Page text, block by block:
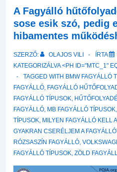
A Fagyálló
sose esik szó, pedig
hibamentes
SZERZŐ: OLAJOS VILI ÍRTA
KATEGORIZÁLVA <PH ID="MTC_1"
TAGGED WITH BMW FAGYÁLLÓ
FAGYÁLLÓ, FAGYÁLLÓ
FAGYÁLLÓ TÍPUSOK,
FAGYÁLLÓ, MB FAGYÁLLÓ TÍPUSOK,
TÍPUSOK, MILYEN FAGYÁLLÓ KELL
GYAKRAN CSERÉLJEM A
RÓZSASZÍN FAGYÁLLÓ,
FAGYÁLLÓ TÍPUSOK,ZÖLD